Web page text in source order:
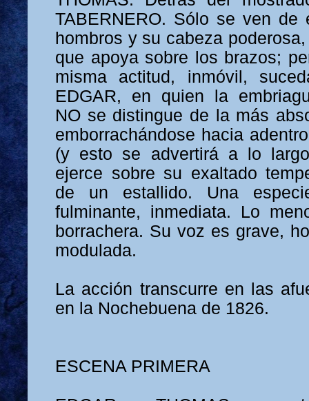
TABERNERO. Sólo se ven de
hombros y su cabeza
que apoya sobre los brazos;
misma actitud, inmóvil,
EDGAR, en quien la
NO se distingue de la más
emborrachándose hacia
(y esto se advertirá a lo
ejerce sobre su exaltado
de un estallido. Una
fulminante, inmediata. Lo
borrachera. Su voz es grave,
modulada.
La acción transcurre en las
en la Nochebuena de 1826.
ESCENA PRIMERA